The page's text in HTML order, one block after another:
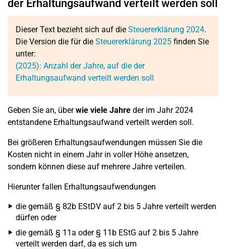
der Erhaltungsaufwand verteilt werden soll
Dieser Text bezieht sich auf die Steuererklärung 2024.
Die Version die für die Steuererklärung 2025 finden Sie
unter:
(2025): Anzahl der Jahre, auf die der
Erhaltungsaufwand verteilt werden soll
Geben Sie an, überwie viele Jahre der im Jahr 2024
entstandene Erhaltungsaufwand verteilt werden soll.
Bei größeren Erhaltungsaufwendungen müssen Sie die
Kosten nicht in einem Jahr in voller Höhe ansetzen,
sondern können diese auf mehrere Jahre verteilen.
Hierunter fallen Erhaltungsaufwendungen
die gemäß § 82b EStDV auf 2 bis 5 Jahre verteilt werden
dürfen oder
die gemäß § 11a oder § 11b EStG auf 2 bis 5 Jahre
verteilt werden darf, da es sich um